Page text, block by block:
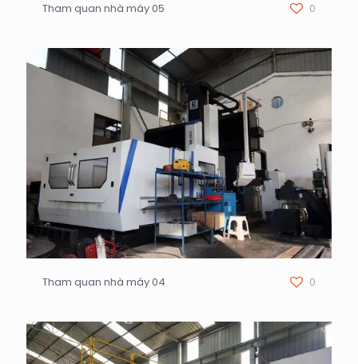
Tham quan nhà máy 05 0
Tham quan nhà máy 04 0